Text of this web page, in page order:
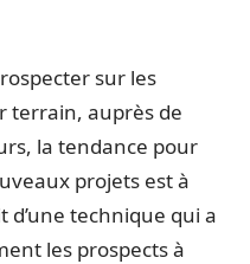
sur les
terrain, auprès de
la tendance pour
projets est à
d’une technique qui a
les prospects à